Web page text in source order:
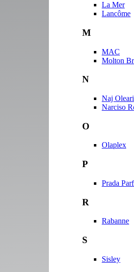
La Mer
Lancôme
M
MAC
Molton
N
Naj Oleari
Narciso
O
Olaplex
P
Prada
R
Rabanne
S
Sisley